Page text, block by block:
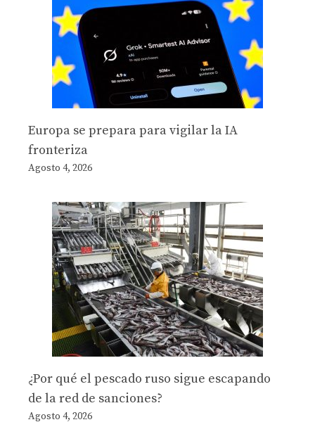
Europa se prepara para vigilar la IA
fronteriza
Agosto 4, 2026
¿Por qué el pescado ruso sigue escapando
de la red de sanciones?
Agosto 4, 2026